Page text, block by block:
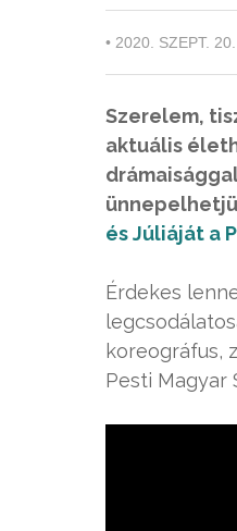
• 2020. SZEPT. 20.
Szerelem,
aktuális
és Júliáját a
Érdekes
koreográfus,
Pesti Magyar